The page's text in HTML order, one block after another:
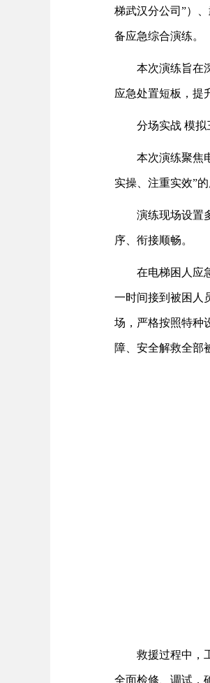
梯武汉分公司”）
备应急综合演练。
本次演练旨在
应急处置短板，提
分场实战 模拟
本次演练聚焦
实操、注重实效”
演练现场设置
序、衔接顺畅。
在电梯困人应
一时间接到被困人
场，严格按照特种
障、安全解救全部
救援过程中，
全面检修、调试，